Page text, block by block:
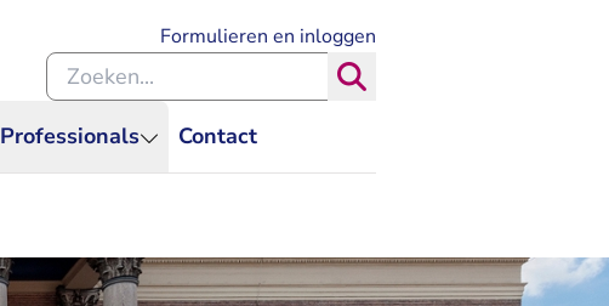
Professionals Contact
Formulieren en inloggen
Zoeken binnen de Rechtspraak